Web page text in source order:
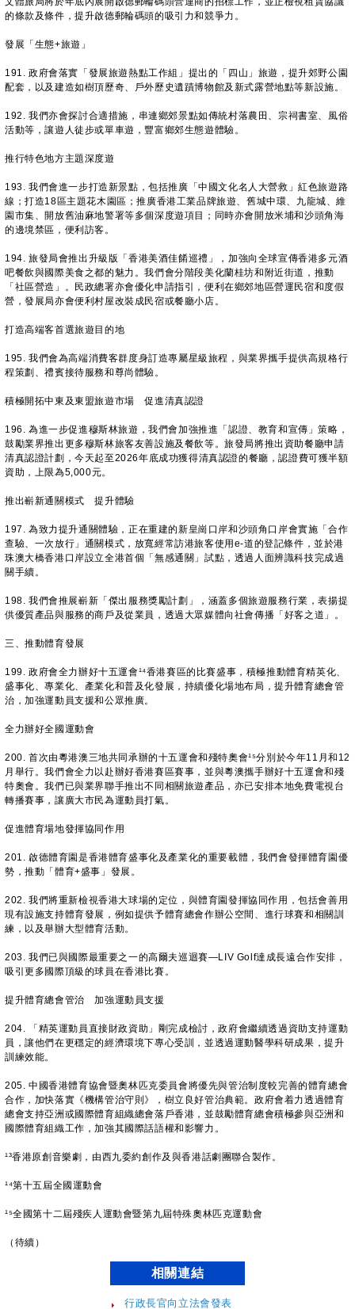
的條款及條件，提升啟德郵輪碼頭的吸引力和競爭力。
發展「生態+旅遊」
191. 政府會落實「發展旅遊熱點工作組」提出的「四山」旅遊，提升郊野公園
配套，以及建造如樹頂歷奇、戶外歷史遺蹟博物館及新式露營地點等新設施。
192. 我們亦會探討合適措施，串連鄉郊景點如傳統村落農田、宗祠書室、風俗
活動等，讓遊人徒步或單車遊，豐富鄉郊生態遊體驗。
推行特色地方主題深度遊
193. 我們會進一步打造新景點，包括推廣「中國文化名人大營救」紅色旅遊路
線；打造18區主題花木園區；推廣香港工業品牌旅遊、舊城中環、九龍城、維
園市集、開放舊油麻地警署等多個深度遊項目；同時亦會開放米埔和沙頭角海
的邊境禁區，便利訪客。
194. 旅發局會推出升級版「香港美酒佳餚巡禮」，加強向全球宣傳香港多元酒
吧餐飲與國際美食之都的魅力。我們會分階段美化蘭桂坊和附近街道，推動
「社區營造」。民政總署亦會優化申請指引，便利在鄉郊地區營運民宿和度假
營，發展局亦會便利村屋改裝成民宿或餐廳小店。
打造高端客首選旅遊目的地
195. 我們會為高端消費客群度身訂造專屬星級旅程，與業界攜手提供高規格行
程策劃、禮賓接待服務和尊尚體驗。
積極開拓中東及東盟旅遊市場 促進清真認證
196. 為進一步促進穆斯林旅遊，我們會加強推進「認證、教育和宣傳」策略，
鼓勵業界推出更多穆斯林旅客友善設施及餐飲等。旅發局將推出資助餐廳申請
清真認證計劃，今天起至2026年底成功獲得清真認證的餐廳，認證費可獲半額
資助，上限為5,000元。
推出嶄新通關模式 提升體驗
197. 為致力提升通關體驗，正在重建的新皇崗口岸和沙頭角口岸會實施「合作
查驗、一次放行」通關模式，放寬經常訪港旅客使用e-道的登記條件，並於港
珠澳大橋香港口岸設立全港首個「無感通關」試點，透過人面辨識科技完成過
關手續。
198. 我們會推展嶄新「傑出服務獎勵計劃」，涵蓋多個旅遊服務行業，表揚提
供優質產品與服務的商戶及從業員，透過大眾媒體向社會傳播「好客之道」。
三、推動體育發展
199. 政府會全力辦好十五運會¹⁴香港賽區的比賽盛事，積極推動體育精英化、
盛事化、專業化、產業化和普及化發展，持續優化場地布局，提升體育總會管
治，加強運動員支援和公眾推廣。
全力辦好全國運動會
200. 首次由粵港澳三地共同承辦的十五運會和殘特奧會¹⁵分別於今年11月和12
月舉行。我們會全力以赴辦好香港賽區賽事，並與粵澳攜手辦好十五運會和殘
特奧會。我們已與業界聯手推出不同相關旅遊產品，亦已安排本地免費電視台
轉播賽事，讓廣大市民為運動員打氣。
促進體育場地發揮協同作用
201. 啟德體育園是香港體育盛事化及產業化的重要載體，我們會發揮體育園優
勢，推動「體育+盛事」發展。
202. 我們將重新檢視香港大球場的定位，與體育園發揮協同作用，包括會善用
現有設施支持體育發展，例如提供予體育總會作辦公空間、進行球賽和相關訓
練，以及舉辦大型體育活動。
203. 我們已與國際最重要之一的高爾夫巡迴賽—LIV Golf達成長遠合作安排，
吸引更多國際頂級的球員在香港比賽。
提升體育總會管治 加強運動員支援
204. 「精英運動員直接財政資助」剛完成檢討，政府會繼續透過資助支持運動
員，讓他們在更穩定的經濟環境下專心受訓，並透過運動醫學科研成果，提升
訓練效能。
205. 中國香港體育協會暨奧林匹克委員會將優先與管治制度較完善的體育總會
合作，加快落實《機構管治守則》，樹立良好管治典範。政府會着力透過體育
總會支持亞洲或國際體育組織總會落戶香港，並鼓勵體育總會積極參與亞洲和
國際體育組織工作，加強其國際話語權和影響力。
¹³香港原創音樂劇，由西九委約創作及與香港話劇團聯合製作。
¹⁴第十五屆全國運動會
¹⁵全國第十二屆殘疾人運動會暨第九屆特殊奧林匹克運動會
（待續）
相關連結
行政長官向立法會發表